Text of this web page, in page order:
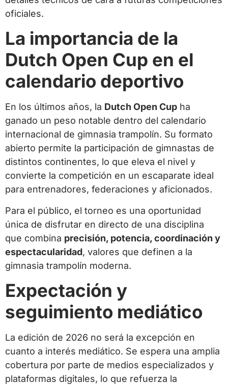
oficiales.
La importancia de la
Dutch Open Cup en el
calendario deportivo
En los últimos años, la Dutch Open Cup ha
ganado un peso notable dentro del calendario
internacional de gimnasia trampolín. Su formato
abierto permite la participación de gimnastas de
distintos continentes, lo que eleva el nivel y
convierte la competición en un escaparate ideal
para entrenadores, federaciones y aficionados.
Para el público, el torneo es una oportunidad
única de disfrutar en directo de una disciplina
que combina precisión, potencia, coordinación y
espectacularidad, valores que definen a la
gimnasia trampolín moderna.
Expectación y
seguimiento mediático
La edición de 2026 no será la excepción en
cuanto a interés mediático. Se espera una amplia
cobertura por parte de medios especializados y
plataformas digitales, lo que refuerza la